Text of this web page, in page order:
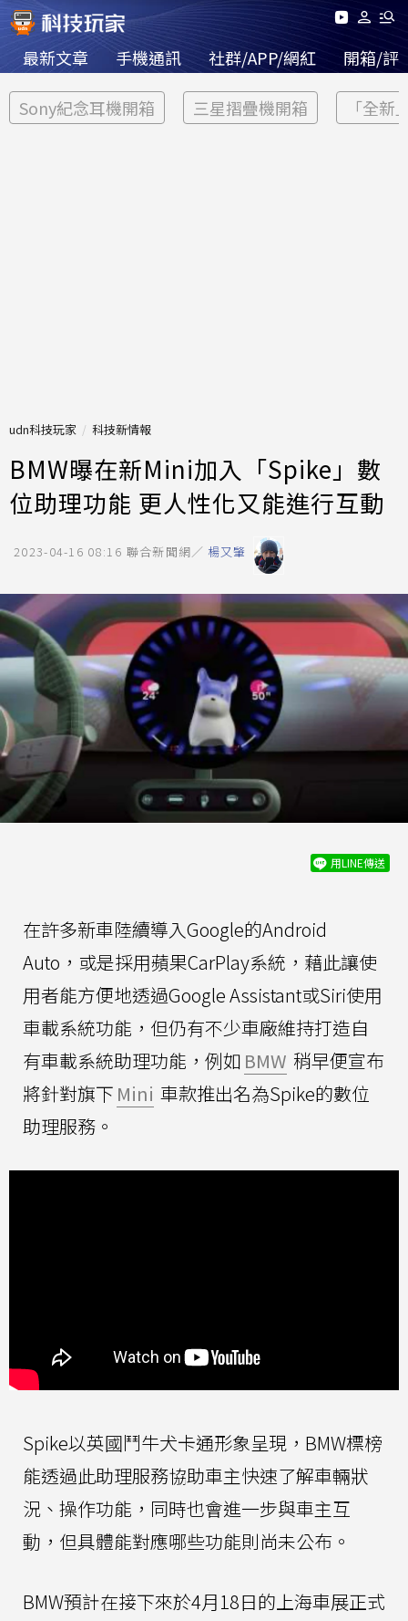
最新文章 手機通訊 社群/APP/網紅 開箱/評
Sony紀念耳機開箱 三星摺疊機開箱 「全新
udn科技玩家 科技新情報
BMW曝在新Mini加入「Spike」數
位助理功能 更人性化又能進行互動
2023-04-16 08:16 聯合新聞網／ 楊又肇
用LINE傳送
在許多新車陸續導入Google的Android
Auto，或是採用蘋果CarPlay系統，藉此讓使
用者能方便地透過Google Assistant或Siri使用
車載系統功能，但仍有不少車廠維持打造自
有車載系統助理功能，例如 BMW 稍早便宣布
將針對旗下 Mini 車款推出名為Spike的數位
助理服務。
Spike以英國鬥牛犬卡通形象呈現，BMW標榜
能透過此助理服務協助車主快速了解車輛狀
況、操作功能，同時也會進一步與車主互
動，但具體能對應哪些功能則尚未公布。
BMW預計在接下來於4月18日的上海車展正式